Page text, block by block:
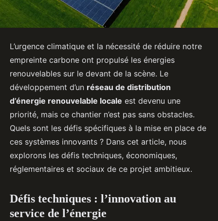
L’urgence climatique et la nécessité de réduire notre
empreinte carbone ont propulsé les énergies
renouvelables sur le devant de la scène. Le
développement d’un réseau de distribution
d’énergie renouvelable locale est devenu une
priorité, mais ce chantier n’est pas sans obstacles.
Quels sont les défis spécifiques à la mise en place de
ces systèmes innovants ? Dans cet article, nous
explorons les défis techniques, économiques,
réglementaires et sociaux de ce projet ambitieux.
Défis techniques : l’innovation au
service de l’énergie